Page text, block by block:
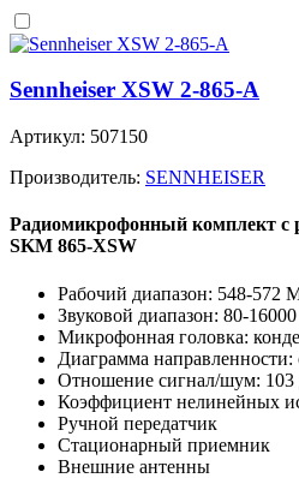
Sennheiser XSW 2-865-A
Артикул: 507150
Производитель: SENNHEISER
Радиомикрофонный комплект с
SKM 865-XSW
Рабочий диапазон: 548-572
Звуковой диапазон: 80-
Микрофонная головка:
Диаграмма направленности:
Отношение сигнал/шум: 103
Коэффициент нелинейных
Ручной передатчик
Стационарный приемник
Внешние антенны